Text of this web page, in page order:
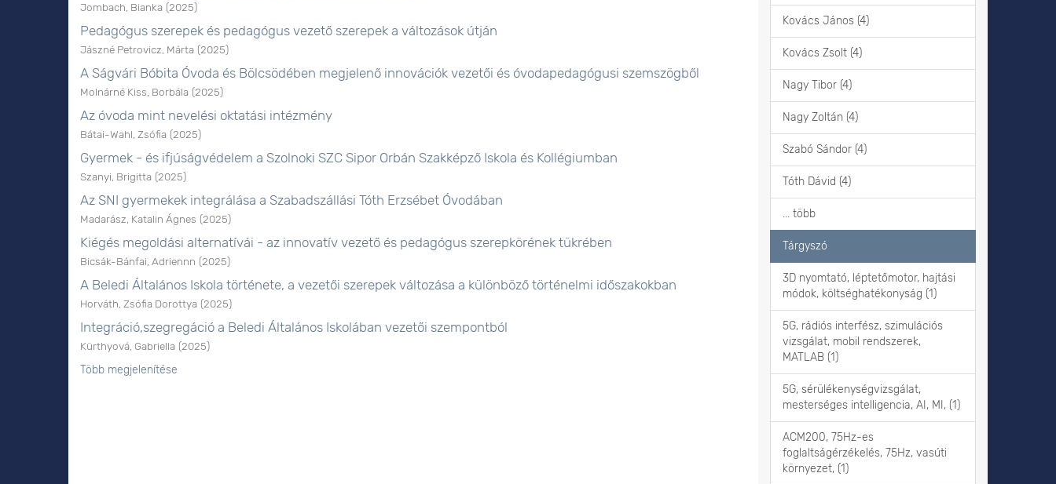
Jombach, Bianka (2025)
Pedagógus szerepek és pedagógus vezető szerepek a változások útján
Jászné Petrovicz, Márta (2025)
A Ságvári Bóbita Óvoda és Bölcsödében megjelenő innovációk vezetői és óvodapedagógusi szemszögből
Molnárné Kiss, Borbála (2025)
Az óvoda mint nevelési oktatási intézmény
Bátai-Wahl, Zsófia (2025)
Gyermek - és ifjúságvédelem a Szolnoki SZC Sipor Orbán Szakképző Iskola és Kollégiumban
Szanyi, Brigitta (2025)
Az SNI gyermekek integrálása a Szabadszállási Tóth Erzsébet Óvodában
Madarász, Katalin Ágnes (2025)
Kiégés megoldási alternatívái - az innovatív vezető és pedagógus szerepkörének tükrében
Bicsák-Bánfai, Adriennn (2025)
A Beledi Általános Iskola története, a vezetői szerepek változása a különböző történelmi időszakokban
Horváth, Zsófia Dorottya (2025)
Integráció,szegregáció a Beledi Általános Iskolában vezetői szempontból
Kürthyová, Gabriella (2025)
Több megjelenítése
Kovács János (4)
Kovács Zsolt (4)
Nagy Tibor (4)
Nagy Zoltán (4)
Szabó Sándor (4)
Tóth Dávid (4)
... több
Tárgyszó
3D nyomtató, léptetőmotor, hajtási
módok, költséghatékonyság (1)
5G, rádiós interfész, szimulációs
vizsgálat, mobil rendszerek,
MATLAB (1)
5G, sérülékenységvizsgálat,
mesterséges intelligencia, AI, MI, (1)
ACM200, 75Hz-es
foglaltságérzékelés, 75Hz, vasúti
környezet, (1)